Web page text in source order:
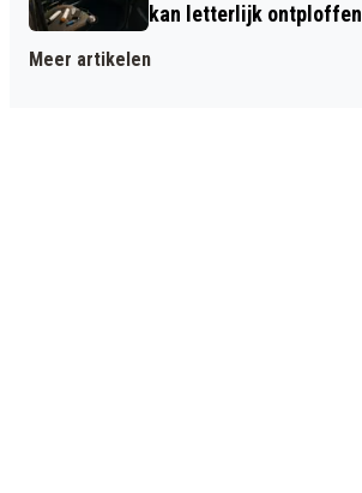
kan letterlijk ontploffen
Meer artikelen